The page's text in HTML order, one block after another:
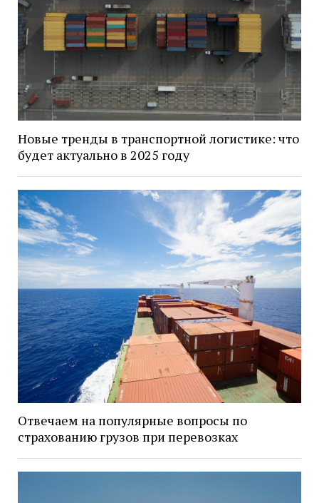
Новые тренды в транспортной логистике: что
будет актуально в 2025 году
Отвечаем на популярные вопросы по
страхованию грузов при перевозках